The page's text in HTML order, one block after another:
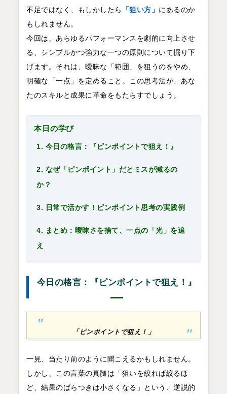
不足ではなく、もしかしたら
「狙い方」 にあるのか
もしれません。
今回は、あらゆるパフォーマンスを劇的に向上させ
る、シンプルかつ強力な一つの原則について掘り下
げます。それは、曖昧な「範囲」を狙うのをやめ、
明確な「一点」を定めること。この思考法が、あな
たのスキルと成果に革命をもたらすでしょう。
本日の学び
1. 今日の格言：『ピンポイントで狙え！』
2. なぜ「ピンポイント」だとミスが減るの
か？
3. 日常で活かす！ピンポイント思考の実践例
4. まとめ：曖昧さを捨て、一点の「光」を追
え
今日の格言：『ピンポイントで狙え！』
「ピンポイントで狙え！」
一見、当たり前のように聞こえるかもしれません。
しかし、この言葉の真髄は「狙いを絞れば絞るほ
ど、結果のばらつきは小さくなる」という、逆説的